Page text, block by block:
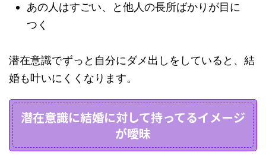
あの人はすごい、と他人の長所ばかりが目に
つく
潜在意識でずっと自分にダメ出しをしていると、結
婚も叶いにくくなります。
潜在意識に結婚に対して持ってるイメージ
が曖昧